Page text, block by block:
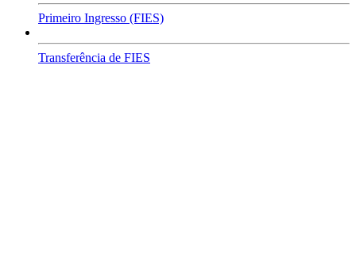
Primeiro Ingresso (FIES)
Transferência de FIES